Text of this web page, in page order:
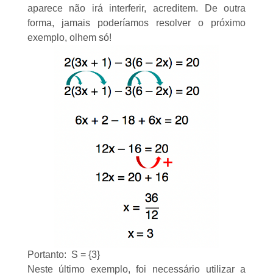
aparece não irá interferir, acreditem. De outra
forma, jamais poderíamos resolver o próximo
exemplo, olhem só!
Portanto: S = {3}
Neste último exemplo, foi necessário utilizar a